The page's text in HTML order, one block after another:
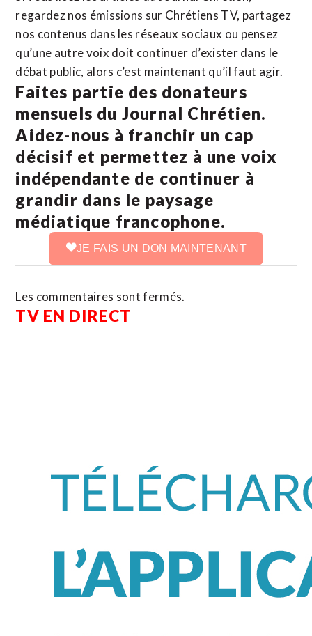
regardez nos émissions sur Chrétiens TV, partagez
nos contenus dans les réseaux sociaux ou pensez
qu’une autre voix doit continuer d’exister dans le
débat public, alors c’est maintenant qu’il faut agir.
Faites partie des donateurs
mensuels du Journal Chrétien.
Aidez-nous à franchir un cap
décisif et permettez à une voix
indépendante de continuer à
grandir dans le paysage
médiatique francophone.
JE FAIS UN DON MAINTENANT
Les commentaires sont fermés.
TV EN DIRECT